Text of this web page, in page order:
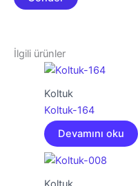
İlgili ürünler
Koltuk
Koltuk-164
Devamını oku